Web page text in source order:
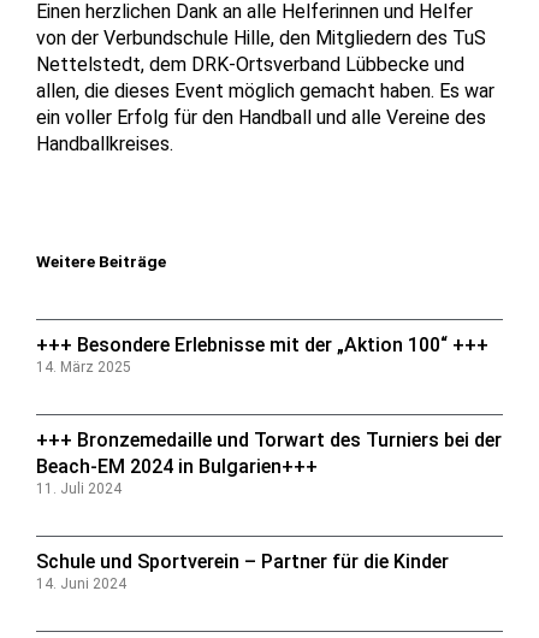
Weitere Beiträge
+++ Besondere Erlebnisse mit der „Aktion 100“ +++
14. März 2025
+++ Bronzemedaille und Torwart des Turniers bei der
Beach-EM 2024 in Bulgarien+++
11. Juli 2024
Schule und Sportverein – Partner für die Kinder
14. Juni 2024
Einen herzlichen Dank an alle Helferinnen und Helfer
von der Verbundschule Hille, den Mitgliedern des TuS
Nettelstedt, dem DRK-Ortsverband Lübbecke und
allen, die dieses Event möglich gemacht haben. Es war
ein voller Erfolg für den Handball und alle Vereine des
Handballkreises.